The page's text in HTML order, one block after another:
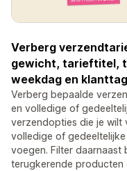
Verberg
gewicht, tarieftitel,
weekdag en
Verberg bepaalde
en volledige of
verzendopties die je wilt
volledige of
voegen. Filter daarnaast
terugkerende producten